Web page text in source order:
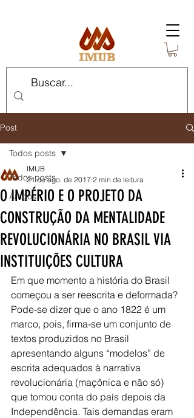
Post
Todos posts
Artigos
Todos posts
O IMPÉRIO E O PROJETO DA
CONSTRUÇÃO DA MENTALIDADE
REVOLUCIONÁRIA NO BRASIL VIA
INSTITUIÇÕES CULTURA
IMUB
21 de ago. de 2017 2 min de leitura
Em que momento a história do Brasil
começou a ser reescrita e deformada?
Pode-se dizer que o ano 1822 é um
marco, pois, firma-se um conjunto de
textos produzidos no Brasil
apresentando alguns “modelos” de
escrita adequados à narrativa
revolucionária (maçônica e não só)
que tomou conta do país depois da
Independência. Tais demandas eram